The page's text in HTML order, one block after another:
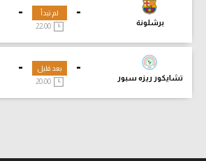
-
برشلونة
- لم تبدأ
-
تشايكور ريزه سبور
- بعد قليل